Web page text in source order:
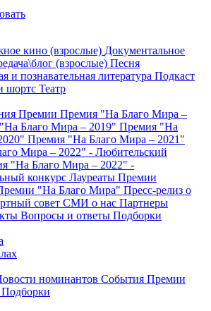
кино (взрослые) Документальное
(взрослые) Песня
и познавательная литература Подкаст
шортс Театр
Премии Премия "На Благо Мира –
Благо Мира – 2019" Премия "На
Премия "На Благо Мира – 2021"
Мира – 2022" - Любительский
"На Благо Мира – 2022" -
конкурс Лауреаты Премии
"На Благо Мира" Пресс-релиз о
совет СМИ о нас Партнеры
Вопросы и ответы Подборки
номинантов События Премии
Подборки